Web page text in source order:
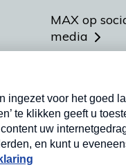
MAX op
media
Meldpunt
Heel